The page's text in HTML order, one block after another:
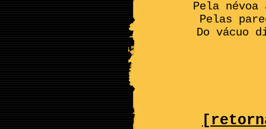
Pela
Pelas
Do vácuo